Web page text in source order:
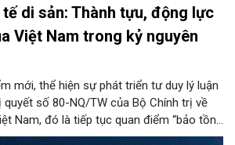
di sản: Thành tựu, động lực
Việt Nam trong kỷ nguyên
mới, thể hiện sự phát triển tư duy lý luận
số 80-NQ/TW của Bộ Chính trị về
Nam, đó là tiếp tục quan điểm “bảo tồn
văn hóa gắn kết với phát triển kinh tế -